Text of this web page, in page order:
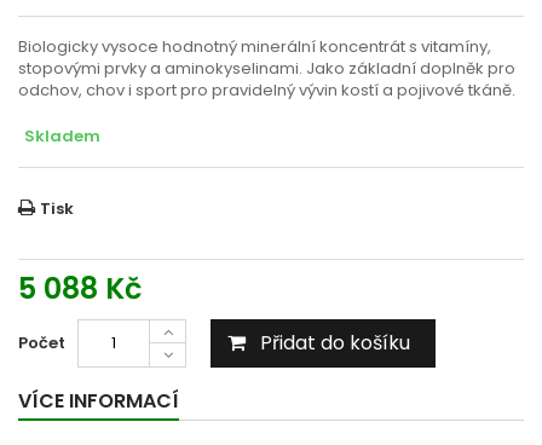
Biologicky vysoce hodnotný minerální koncentrát s vitamíny,
stopovými prvky a aminokyselinami. Jako základní doplněk pro
odchov, chov i sport pro pravidelný vývin kostí a pojivové tkáně.
Skladem
Tisk
5 088 Kč
Počet Přidat do košíku
VÍCE INFORMACÍ